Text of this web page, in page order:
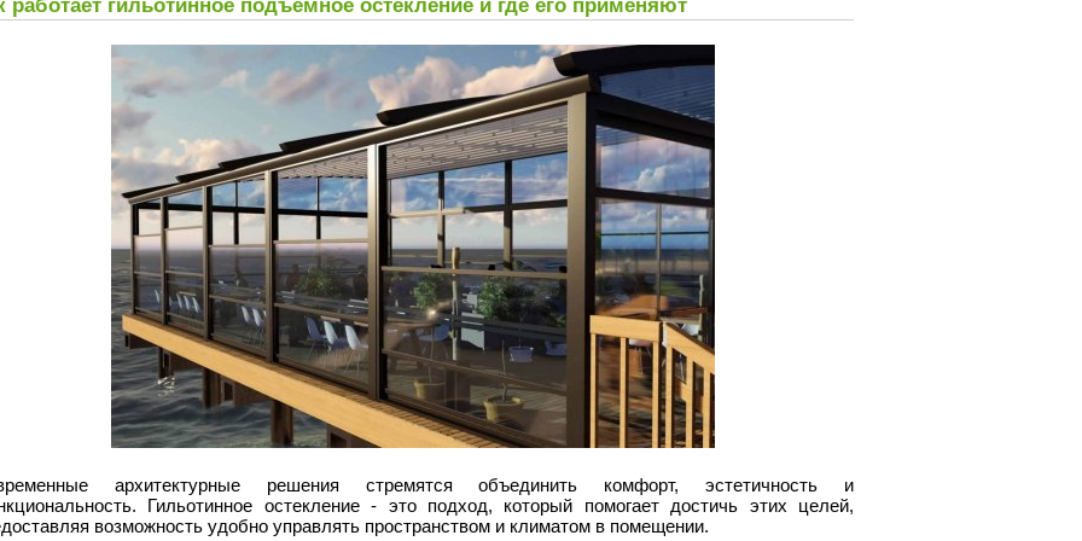
работает гильотинное подъемное остекление и где его применяют
архитектурные решения стремятся объединить комфорт, эстетичность и
Гильотинное остекление - это подход, который помогает достичь этих целей,
возможность удобно управлять пространством и климатом в помещении.